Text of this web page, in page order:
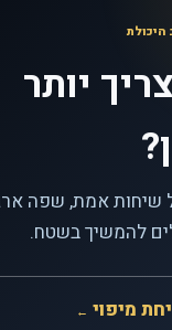
יותר
שיחות אמת, שפה
להמשיך בשטח.
מיפוי ←